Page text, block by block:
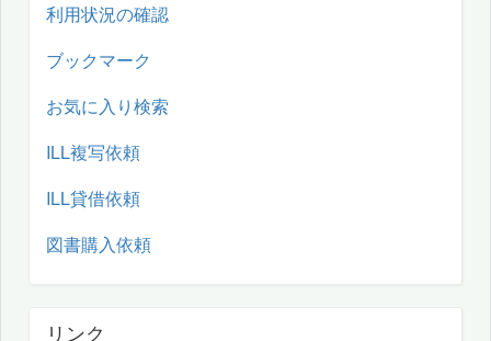
利用状況の確認
ブックマーク
お気に入り検索
ILL複写依頼
ILL貸借依頼
図書購入依頼
リンク